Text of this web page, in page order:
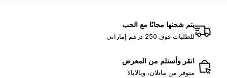
يتم شحنها مجانًا مع الحب
للطلبات فوق 250 درهم إماراتي
انقر وأستلم من المعرض
متوفر من ماتلان، وبالابالا